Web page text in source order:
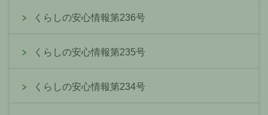
くらしの安心情報第236号
くらしの安心情報第235号
くらしの安心情報第234号